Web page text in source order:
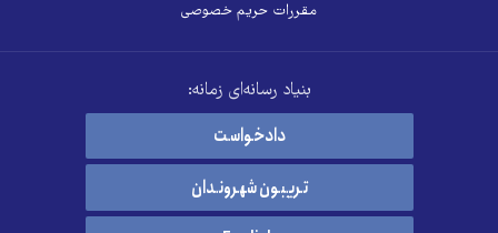
مقررات حریم خصوصی
بنیاد رسانه‌ای زمانه:
دادخواست
تریبون شهروندان